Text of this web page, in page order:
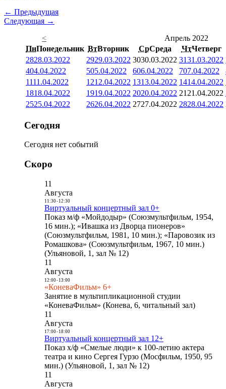
← Предыдущая
Следующая →
<
Апрель 2022
ПнПонедельник ВтВторник СрСреда ЧтЧетверг
2828.03.2022 2929.03.2022 3030.03.2022 3131.03.2022
404.04.2022 505.04.2022 606.04.2022 707.04.2022
1111.04.2022 1212.04.2022 1313.04.2022 1414.04.2022
1818.04.2022 1919.04.2022 2020.04.2022 21 21.04.2022
2525.04.2022 2626.04.2022 2727.04.2022 2828.04.2022
Сегодня
Сегодня нет событий
Скоро
11
Августа
11:30- 12:30
Виртуальный концертный зал 0+
Показ м/ф «Мойдодыр» (Союзмультфильм, 1954,
16 мин.); «Ивашка из Дворца пионеров»
(Союзмультфильм, 1981, 10 мин.); «Паровозик из
Ромашкова» (Союзмультфильм, 1967, 10 мин.)
(Ульяновой, 1, зал № 12)
11
Августа
12:00- 13:00
«КоневаФильм» 6+
Занятие в мультипликационной студии
«КоневаФильм» (Конева, 6, читальный зал)
11
Августа
17:00- 18:00
Виртуальный концертный зал 12+
Показ х/ф «Смелые люди» к 100-летию актера
театра и кино Сергея Гурзо (Мосфильм, 1950, 95
мин.) (Ульяновой, 1, зал № 12)
11
Августа